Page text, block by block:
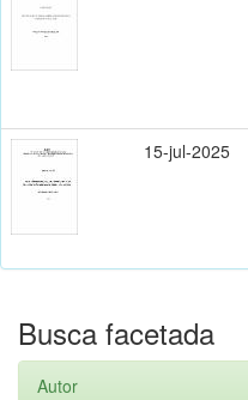
15-jul-2025
Busca facetada
Autor